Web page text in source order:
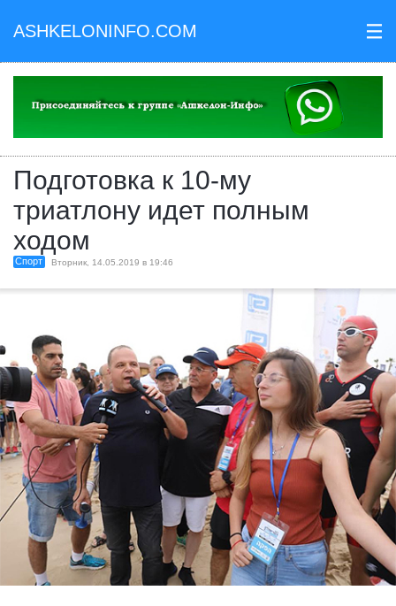
ASHKELONINFO.COM III
Подготовка к 10-му
триатлону идет полным
ходом
Спорт Вторник, 14.05.2019 в 19:46